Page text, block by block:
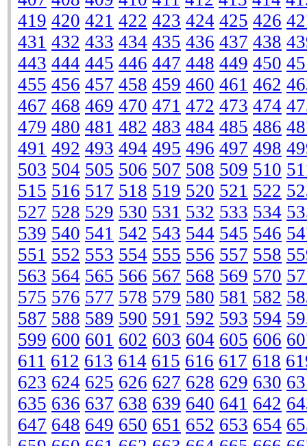
419 420 421 422 423 424 425 426
431 432 433 434 435 436 437 438
443 444 445 446 447 448 449 450
455 456 457 458 459 460 461 462
467 468 469 470 471 472 473 474
479 480 481 482 483 484 485 486
491 492 493 494 495 496 497 498
503 504 505 506 507 508 509 510
515 516 517 518 519 520 521 522
527 528 529 530 531 532 533 534
539 540 541 542 543 544 545 546
551 552 553 554 555 556 557 558
563 564 565 566 567 568 569 570
575 576 577 578 579 580 581 582
587 588 589 590 591 592 593 594
599 600 601 602 603 604 605 606
611 612 613 614 615 616 617 618
623 624 625 626 627 628 629 630
635 636 637 638 639 640 641 642
647 648 649 650 651 652 653 654